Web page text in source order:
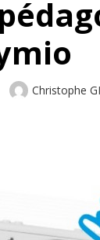
Author
Christophe